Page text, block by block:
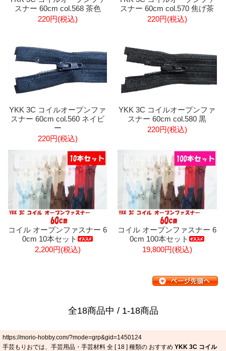
スナー 60cm col.568 茶色
220円(税込)
スナー 60cm col.570 焦げ茶
220円(税込)
YKK 3C コイルオープンファ
スナー 60cm col.560 ネイビ
ー
220円(税込)
YKK 3C コイルオープンファ
スナー 60cm col.580 黒
220円(税込)
コイル オープンファスナー 6
0cm 10本セット
2,200円(税込)
コイル オープンファスナー 6
0cm 100本セット
19,800円(税込)
全18商品中 / 1-18商品
https://morio-hobby.com/?mode=grp&gid=1450124
手芸もりおでは、手芸用品・手芸材料 全 [ 18 ] 種類の おすすめ YKK 3C コイル